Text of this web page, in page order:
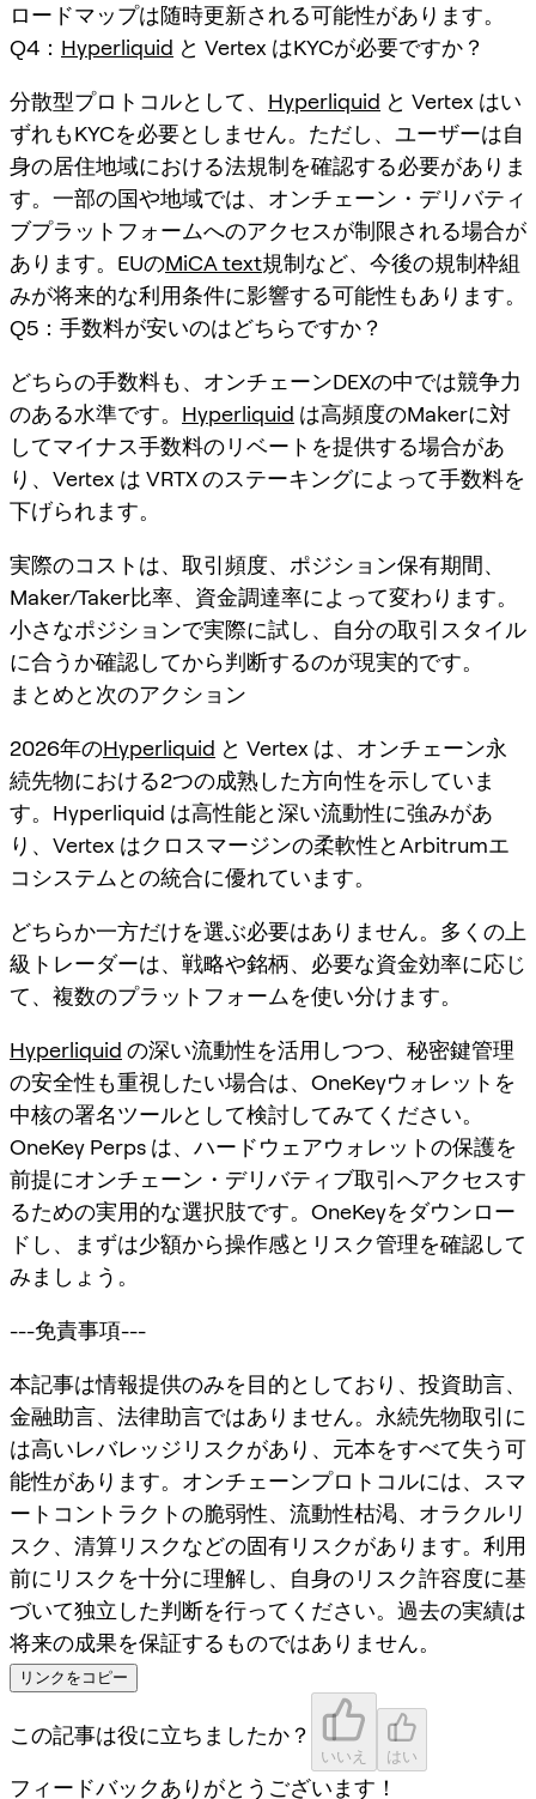
ロードマップは随時更新される可能性があります。
Q4： Hyperliquid と Vertex はKYCが必要ですか？
分散型プロトコルとして、 Hyperliquid と Vertex はい
ずれもKYCを必要としません。ただし、ユーザーは自
身の居住地域における法規制を確認する必要がありま
す。一部の国や地域では、オンチェーン・デリバティ
ブプラットフォームへのアクセスが制限される場合が
あります。EUのMiCA text規制など、今後の規制枠組
みが将来的な利用条件に影響する可能性もあります。
Q5：手数料が安いのはどちらですか？
どちらの手数料も、オンチェーンDEXの中では競争力
のある水準です。 Hyperliquid は高頻度のMakerに対
してマイナス手数料のリベートを提供する場合があ
り、Vertex は VRTX のステーキングによって手数料を
下げられます。
実際のコストは、取引頻度、ポジション保有期間、
Maker/Taker比率、資金調達率によって変わります。
小さなポジションで実際に試し、自分の取引スタイル
に合うか確認してから判断するのが現実的です。
まとめと次のアクション
2026年のHyperliquid と Vertex は、オンチェーン永
続先物における2つの成熟した方向性を示していま
す。Hyperliquid は高性能と深い流動性に強みがあ
り、Vertex はクロスマージンの柔軟性とArbitrumエ
コシステムとの統合に優れています。
どちらか一方だけを選ぶ必要はありません。多くの上
級トレーダーは、戦略や銘柄、必要な資金効率に応じ
て、複数のプラットフォームを使い分けます。
Hyperliquid の深い流動性を活用しつつ、秘密鍵管理
の安全性も重視したい場合は、OneKeyウォレットを
中核の署名ツールとして検討してみてください。
OneKey Perps は、ハードウェアウォレットの保護を
前提にオンチェーン・デリバティブ取引へアクセスす
るための実用的な選択肢です。OneKeyをダウンロー
ドし、まずは少額から操作感とリスク管理を確認して
みましょう。
---免責事項---
本記事は情報提供のみを目的としており、投資助言、
金融助言、法律助言ではありません。永続先物取引に
は高いレバレッジリスクがあり、元本をすべて失う可
能性があります。オンチェーンプロトコルには、スマ
ートコントラクトの脆弱性、流動性枯渇、オラクルリ
スク、清算リスクなどの固有リスクがあります。利用
前にリスクを十分に理解し、自身のリスク許容度に基
づいて独立した判断を行ってください。過去の実績は
将来の成果を保証するものではありません。
リンクをコピー
この記事は役に立ちましたか？
いいえ はい
フィードバックありがとうございます！